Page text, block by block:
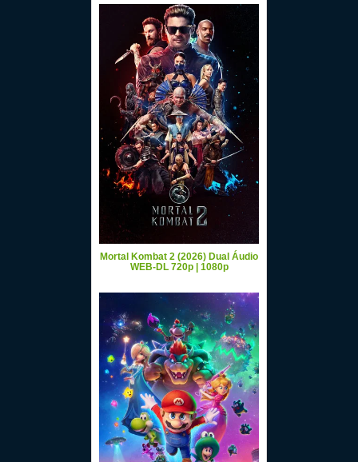
Mortal Kombat 2 (2026) Dual Áudio
WEB-DL 720p | 1080p